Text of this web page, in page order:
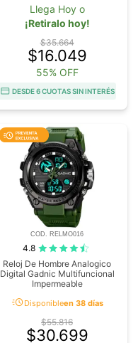
Llega Hoy o
¡Retiralo hoy!
$35.664
$16.049
55% OFF
DESDE 6 CUOTAS SIN INTERÉS
COD. RELMO016
4.8
Reloj De Hombre Analogico
Digital Gadnic Multifuncional
Impermeable
acuteDisponibleen 38 días
$55.816
$30.699